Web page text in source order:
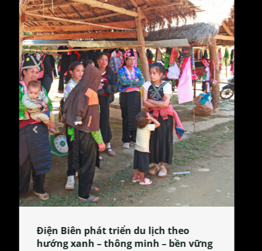
Làng làm bánh tẻ Phú Nhi – nơi lan
tỏa đặc sản xứ Đoài